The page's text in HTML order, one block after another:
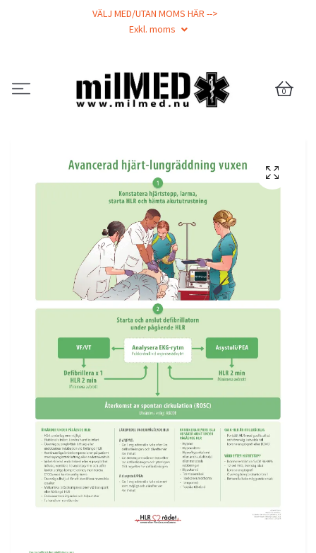
VÄLJ MED/UTAN MOMS HÄR -->
Exkl. moms
0